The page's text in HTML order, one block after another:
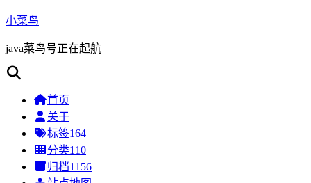
小菜鸟
java菜鸟号正在起航
首页
关于
标签164
分类110
归档1156